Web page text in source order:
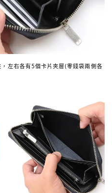
左右各有5個卡片夾層(零錢袋兩側各